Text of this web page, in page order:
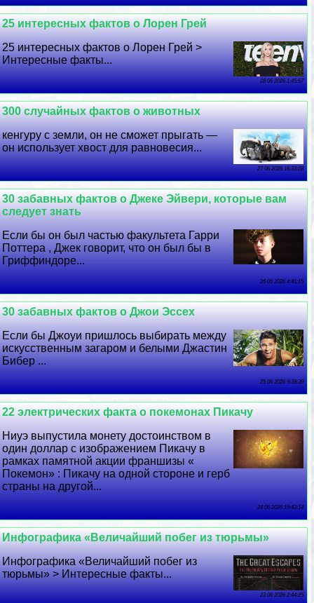
25 интересных фактов о Лорен Грей
25 интересных фактов о Лорен Грей >
Интересные факты...
28 06 2026 1:45:57
300 случайных фактов о животных
кенгуру с земли, он не сможет прыгать —
он использует хвост для равновесия...
27 06 2026 16:33:28
30 забавных фактов о Джеке Эйвери, которые вам
следует знать
Если бы он был частью факультета Гарри
Поттера , Джек говорит, что он был бы в
Гриффиндоре...
26 06 2026 4:41:15
30 забавных фактов о Джои Эссех
Если бы Джоуи пришлось выбирать между
искусственным загаром и белыми Джастин
Бибер ...
25 06 2026 9:39:39
22 электрических факта о покемонах Пикачу
Ниуэ выпустила монету достоинством в
один доллар с изображением Пикачу в
рамках памятной акции франшизы «
Покемон» : Пикачу на одной стороне и герб
страны на другой...
24 06 2026 19:43:14
Инфографика «Величайший побег из тюрьмы»
Инфографика «Величайший побег из
тюрьмы» > Интересные факты...
23 06 2026 2:44:25